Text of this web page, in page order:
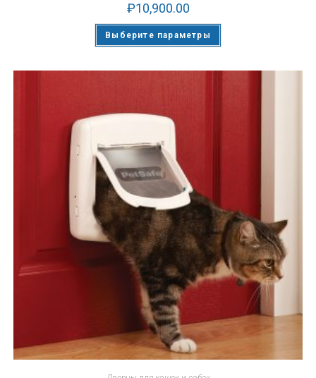
₽10,900.00
Выберите параметры